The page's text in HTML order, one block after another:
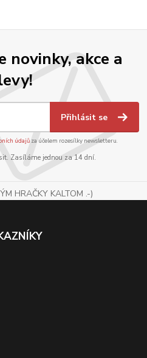
novinky, akce a
Přihlásit se
údajůza účelem rozesílky newsletteru.
Zasíláme jednou za 14 dní.
HRAČKY KALTOM .-)